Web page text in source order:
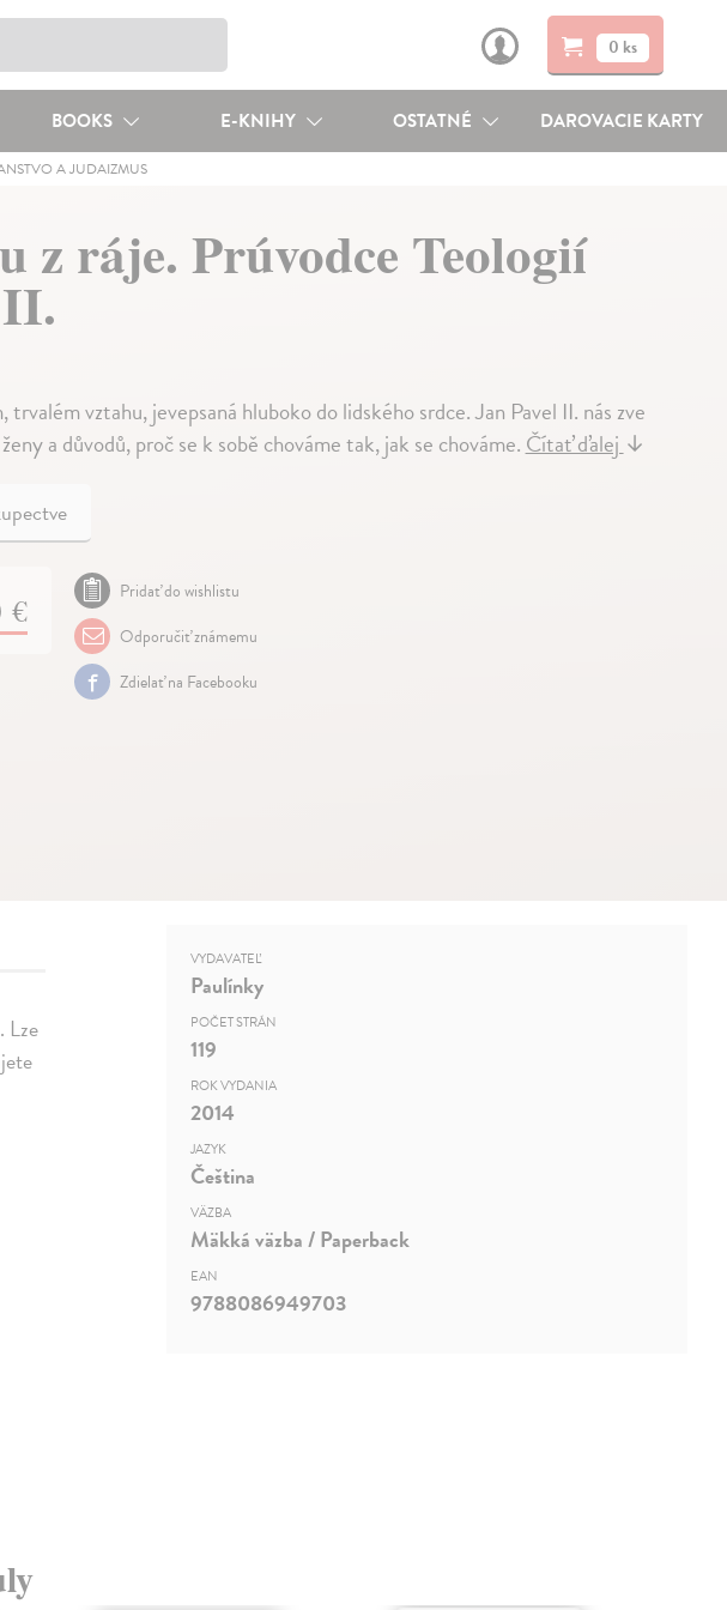
0 ks
BOOKS E-KNIHY OSTATNÉ DAROVACIE KARTY
A JUDAIZMUS
z ráje. Prúvodce Teologií
vztahu, jevepsaná hluboko do lidského srdce. Jan Pavel II. nás zve
a důvodů, proč se k sobě chováme tak, jak se chováme.Čítať ďalej↓
€
Pridať do wishlistu
Odporučiť známemu
Zdielať na Facebooku
Lze
VYDAVATEĽ
Paulínky
POČET STRÁN
119
ROK VYDANIA
2014
JAZYK
Čeština
VÄZBA
Mäkká väzba / Paperback
EAN
9788086949703